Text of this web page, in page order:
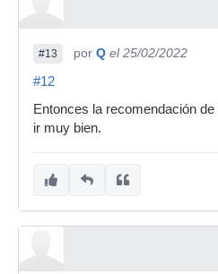
#13 por Q el 25/02/2022
#12
Entonces la recomendación
ir muy bien.